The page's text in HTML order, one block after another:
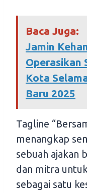
Baca Juga:
Jamin
Operasikan
Kota
Baru 2025
Tagline
menangkap
sebuah ajakan
dan mitra
sebagai satu